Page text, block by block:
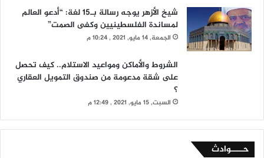
شيخ الأزهر يوجه رسالة بـ15 لغة: “أدعو العالم
لمساندة الفلسطينيين وكفى الصمت”
الجمعة, 14 مايو, 2021 , 10:24 م
الشروط والأماكن ومواعيد الاستلام.. كيف تحصل
على شقة مدعومة من صندوق التمويل العقاري
؟
السبت, 15 مايو, 2021 , 12:49 م
حــــوادث